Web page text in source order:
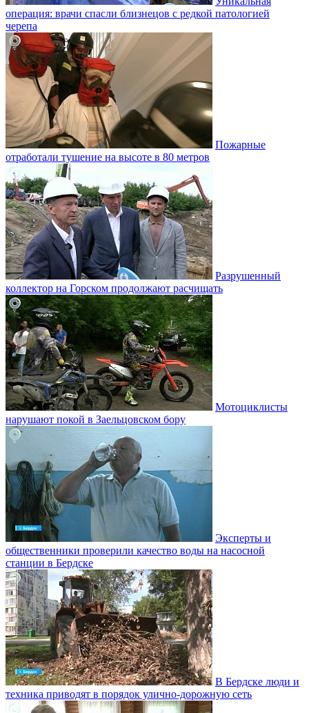
операция: врачи спасли близнецов с редкой патологией
черепа
Пожарные
отработали тушение на высоте в 80 метров
Разрушенный
коллектор на Горском продолжают расчищать
Мотоциклисты
нарушают покой в Заельцовском бору
Эксперты и
общественники проверили качество воды на насосной
станции в Бердске
В Бердске люди и
техника приводят в порядок улично‑дорожную сеть